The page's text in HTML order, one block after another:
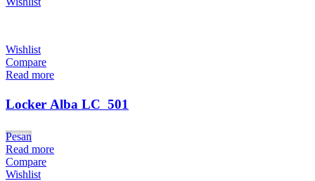
Wishlist
Compare
Read more
Locker Alba LC  501
Pesan
Read more
Compare
Wishlist